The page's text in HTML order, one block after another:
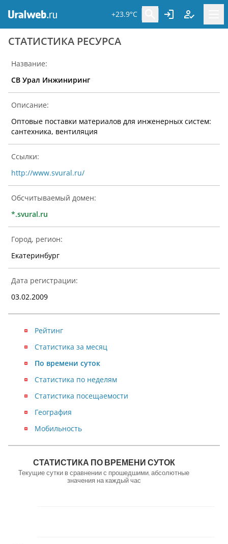
+23.9°C
CТАТИСТИКА РЕСУРСА
Название:
СВ Урал Инжиниринг
Описание:
Оптовые поставки материалов для инженерных систем:
сантехника, вентиляция
Ссылки:
http://www.svural.ru/
Обсчитываемый домен:
*.svural.ru
Город, регион:
Екатеринбург
Дата регистрации:
03.02.2009
Рейтинг
Статистика посещаемости
Статистика за месяц
География
По времени суток
Мобильность
Статистика по неделям
СТАТИСТИКА ПО ВРЕМЕНИ СУТОК
Текущие сутки в сравнении с прошедшими, абсолютные
значения на каждый час